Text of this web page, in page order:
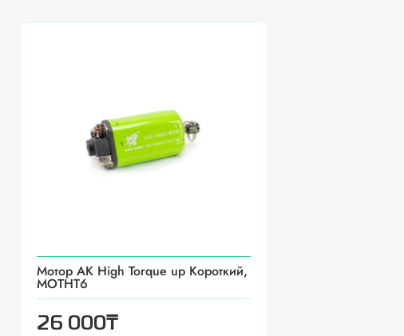
Мотор АК High Torque up Короткий,
MOTHT6
26 000₸